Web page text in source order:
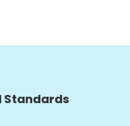
Standards